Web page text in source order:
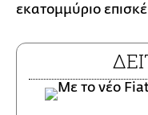
εκατομμύριο